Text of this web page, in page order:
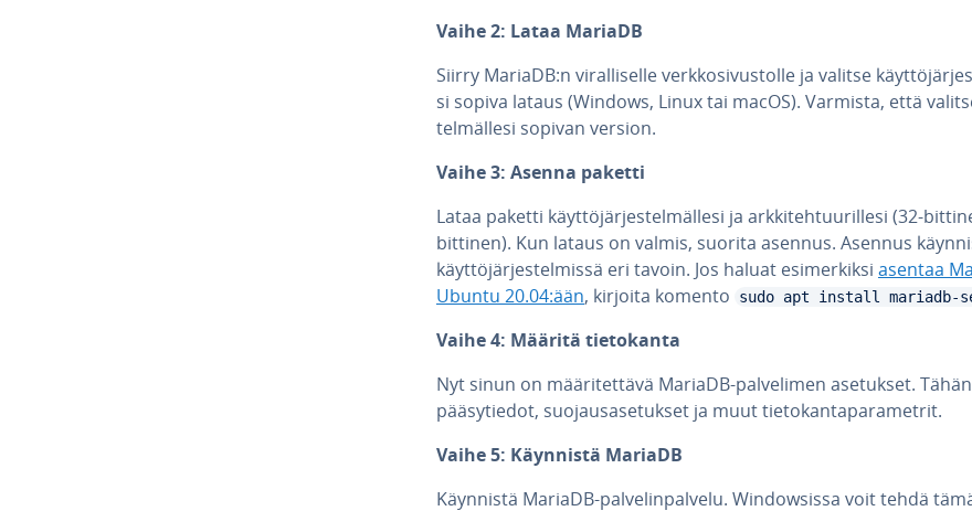
Vaihe 2: Lataa MariaDB
Siirry MariaDB:n vi­ral­li­sel­le verk­ko­si­vus­tol­le ja valitse
si sopiva lataus (Windows, Linux tai macOS). Varmista, että
tel­mäl­le­si sopivan version.
Vaihe 3: Asenna paketti
Lataa paketti käyt­tö­jär­jes­tel­mäl­le­si ja ark­ki­teh­tuu­ril­le­si (32-
bittinen). Kun lataus on valmis, suorita asennus. Asennus
käyt­tö­jär­jes­tel­mis­sä eri tavoin. Jos haluat esi­mer­kik­si asentaa
Ubuntu 20.04:ään, kirjoita komento sudo apt install mariadb-
Vaihe 4: Määritä tie­to­kan­ta
Nyt sinun on mää­ri­tet­tä­vä MariaDB-pal­ve­li­men asetukset.
pää­sy­tie­dot, suo­jaus­a­se­tuk­set ja muut tie­to­kan­ta­pa­ra­met­rit.
Vaihe 5: Käynnistä MariaDB
Käynnistä MariaDB-pal­ve­lin­pal­ve­lu. Win­dow­sis­sa voit tehdä